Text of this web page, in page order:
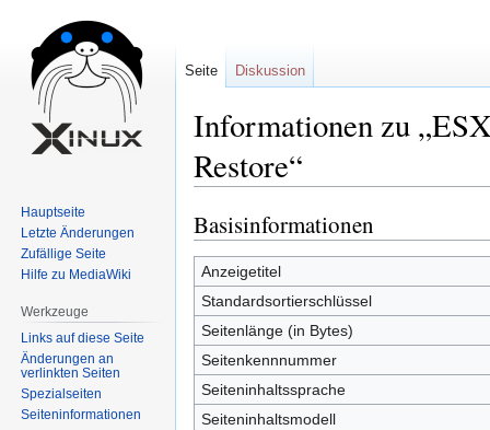
Informationen zu
Restore“
Zur
Navigation
springen
Zur
Suche
springen
Basisinformationen
Anzeigetitel
Standardsortierschlüssel
Seitenlänge (in Bytes)
Seitenkennnummer
Seiteninhaltssprache
Seiteninhaltsmodell
Seite Diskussion
Hauptseite
Letzte Änderungen
Zufällige Seite
Hilfe zu MediaWiki
Werkzeuge
Links auf diese Seite
Änderungen an
verlinkten Seiten
Spezialseiten
Seiten­informationen